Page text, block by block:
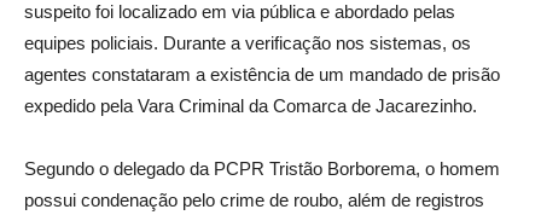
suspeito foi localizado em via pública e abordado pelas
equipes policiais. Durante a verificação nos sistemas, os
agentes constataram a existência de um mandado de prisão
expedido pela Vara Criminal da Comarca de Jacarezinho.
Segundo o delegado da PCPR Tristão Borborema, o homem
possui condenação pelo crime de roubo, além de registros